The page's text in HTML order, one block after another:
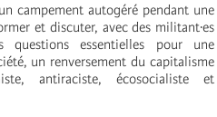
campement autogéré pendant une
et discuter, avec des militant·es
essentielles pour une
un renversement du capitalisme
antiraciste, écosocialiste et